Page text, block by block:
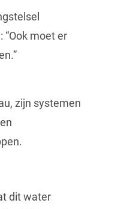
moet er
zijn systemen
dit water